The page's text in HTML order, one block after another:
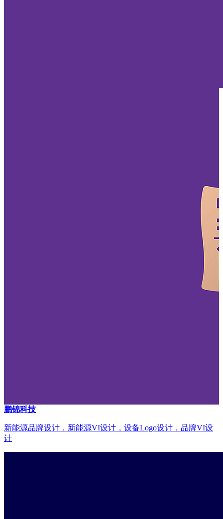
鹏锦科技
新能源品牌设计，新能源VI设计，设备Logo设计，品牌VI设
计